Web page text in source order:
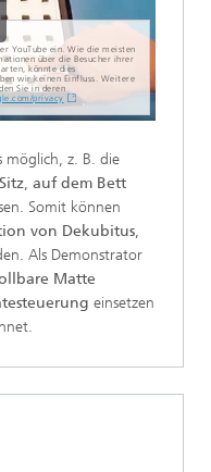
YouTube ein. Wie die meisten
über die Besucher ihrer
könnte dies
wir keinen Einfluss. Weitere
Sie in deren
privacy
möglich, z. B. die
, auf dem Bett
Somit können
von Dekubitus,
Als Demonstrator
Matte
einsetzen